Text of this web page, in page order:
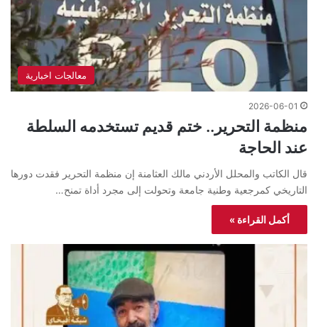
معالجات اخبارية
2026-06-01
منظمة التحرير.. ختم قديم تستخدمه السلطة
عند الحاجة
قال الكاتب والمحلل الأردني مالك العثامنة إن منظمة التحرير فقدت دورها
التاريخي كمرجعية وطنية جامعة وتحولت إلى مجرد أداة تمنح…
أكمل القراءة »